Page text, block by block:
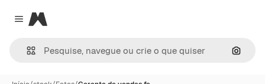
Close menu
Magnific